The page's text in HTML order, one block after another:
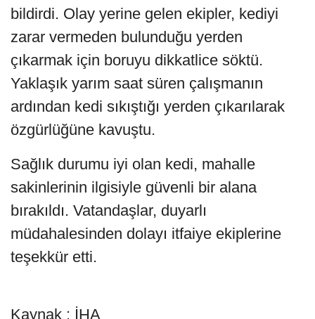
bildirdi. Olay yerine gelen ekipler, kediyi
zarar vermeden bulunduğu yerden
çıkarmak için boruyu dikkatlice söktü.
Yaklaşık yarım saat süren çalışmanın
ardından kedi sıkıştığı yerden çıkarılarak
özgürlüğüne kavuştu.
Sağlık durumu iyi olan kedi, mahalle
sakinlerinin ilgisiyle güvenli bir alana
bırakıldı. Vatandaşlar, duyarlı
müdahalesinden dolayı itfaiye ekiplerine
teşekkür etti.
Kaynak : İHA